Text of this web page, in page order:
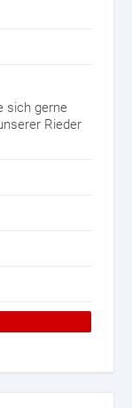
sich gerne
Rieder